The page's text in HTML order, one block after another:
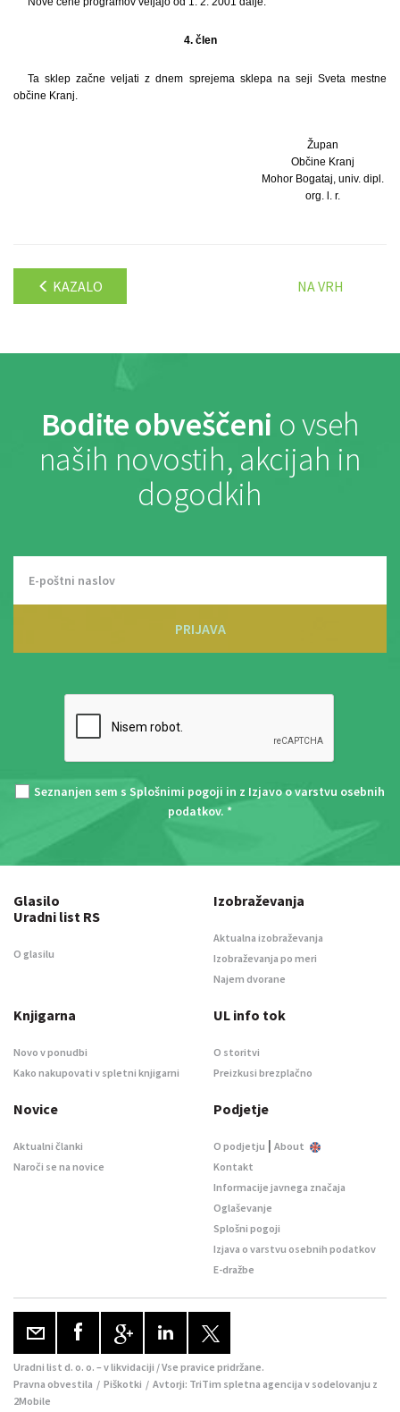
4. člen
Ta sklep začne veljati z dnem sprejema sklepa na seji Sveta mestne
občine Kranj.
Župan
Občine Kranj
Mohor Bogataj, univ. dipl.
org. l. r.
KAZALO NA VRH
Bodite obveščeni o vseh
naših novostih, akcijah in
dogodkih
PRIJAVA
Seznanjen sem s Splošnimi pogoji in z Izjavo o varstvu osebnih
podatkov. *
Glasilo
Uradni list RS
O glasilu
Izobraževanja
Aktualna izobraževanja
Izobraževanja po meri
Najem dvorane
Knjigarna
Novo v ponudbi
Kako nakupovati v spletni knjigarni
UL info tok
O storitvi
Preizkusi brezplačno
Novice
Aktualni članki
Naroči se na novice
Podjetje
O podjetju | About
Kontakt
Informacije javnega značaja
Oglaševanje
Splošni pogoji
Izjava o varstvu osebnih podatkov
E-dražbe
Uradni list d. o. o. – v likvidaciji / Vse pravice pridržane.
Pravna obvestila / Piškotki / Avtorji: TriTim spletna agencija v sodelovanju z
2Mobile